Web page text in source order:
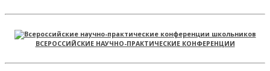
ВСЕРОССИЙСКИЕ НАУЧНО-ПРАКТИЧЕСКИЕ КОНФЕРЕНЦИИ